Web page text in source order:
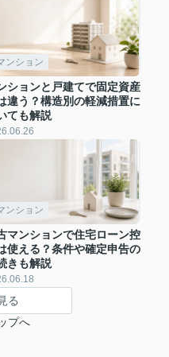
ンション
ションと戸建てで固定資産
違う？構造別の軽減措置に
ても解説
ンション
マンションで住宅ローン控
使える？条件や確定申告の
きも解説
る
プへ